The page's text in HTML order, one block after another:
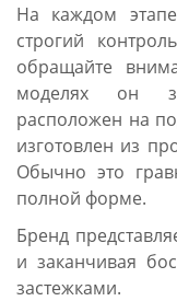
На каждом
строгий
обращайте
моделях он
расположен на
изготовлен из
Обычно это
полной форме.
Бренд
и заканчивая
застежками.